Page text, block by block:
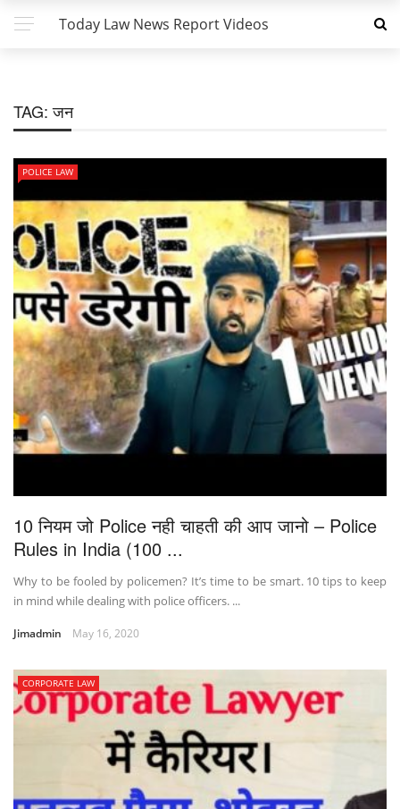
Today Law News Report Videos
TAG:जन
POLICE LAW
10 नियम जो Police नही चाहती की आप जानो – Police
Rules in India (100 ...
Why to be fooled by policemen? It’s time to be smart. 10 tips to keep
in mind while dealing with police officers. ...
Jimadmin May 16, 2020
CORPORATE LAW